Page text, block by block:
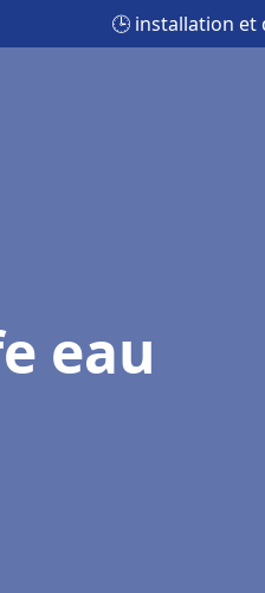
🕒 installation et
eau